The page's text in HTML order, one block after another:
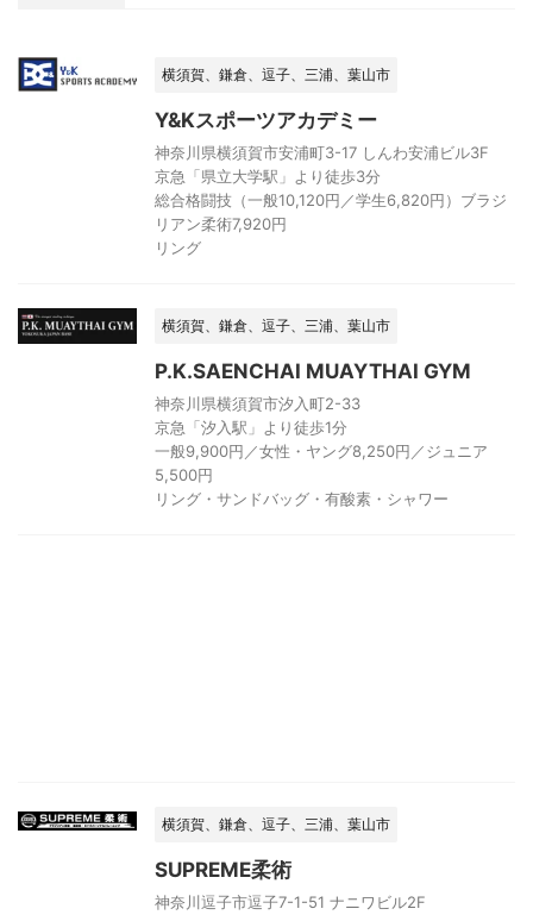
横須賀、鎌倉、逗子、三浦、葉山市
Y&Kスポーツアカデミー
神奈川県横須賀市安浦町3-17 しんわ安浦ビル3F
京急「県立大学駅」より徒歩3分
総合格闘技（一般10,120円／学生6,820円）ブラジ
リアン柔術7,920円
リング
横須賀、鎌倉、逗子、三浦、葉山市
P.K.SAENCHAI MUAYTHAI GYM
神奈川県横須賀市汐入町2-33
京急「汐入駅」より徒歩1分
一般9,900円／女性・ヤング8,250円／ジュニア
5,500円
リング・サンドバッグ・有酸素・シャワー
横須賀、鎌倉、逗子、三浦、葉山市
SUPREME柔術
神奈川逗子市逗子7-1-51 ナニワビル2F